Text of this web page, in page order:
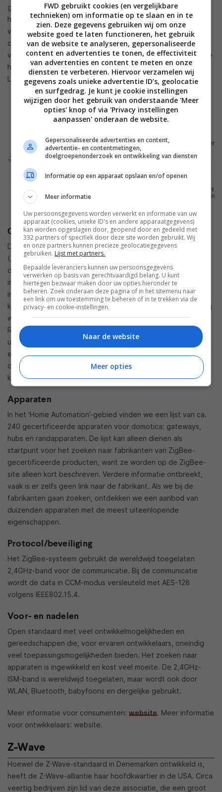
geklaagd is opgelost door het invoeren van profielen voor
huis- en gebouwautomatisering, Health Care, besturing van
verlichting en andere toepassingen. Dat betekent dat alle
deelnemers in een netwerk, die aan de eisen van een profiel
voldoen, met elkaar (moeten) kunnen communiceren. Voor de
huisautomatisering zijn de profielen Home Automation, Light
Link, Smart Energy en eventueel Health Care interessant.
Centrale
De centrale in een ZigBee-netwerk wordt de Coördinator
(ZC) genoemd en vormt de stam van het netwerk en tegelijk
de verbinding met andere netwerken (bijvoorbeeld het
internet). In de Coördinator is (ook beveiligingskritische)
informatie over het netwerk opgeslagen. De netwerken
kunnen ster-, boom- en maasvormig worden ingericht, waarbij
we in de beide laatstgenoemde netwerktypen ZigBee-
Routers (ZR) de communicatie op netwerkniveau kunnen
uitbreiden. De routers vormen knooppunten in het netwerk
en distribueren de datapakketten tussen de coördinator en
de randapparaten. De apparaten zelf routeren niet, maar
kunnen alleen data ontvangen en verzenden.
Apparaten
In het ‘Home Automation’-gebied vinden we een lijst van ca.
240 gecertificeerde apparaten voor domotica: gateways,
hubs en randapparaten. De lijst kan alleen dienen als
startpunt voor het zoeken naar fabrikanten van ZigBee-
gecertificeerde producten, want ze worden op de ZigBee-
site alleen kort beschreven. Verdere informatie ontbreekt,
vaak is er zelfs geen link naar de fabrikant. Als we bij de
fabrikanten gaan zoeken, ontdekken we een aanbod van
duizenden apparaten met de meest uiteenlopende
eigenschappen.
Protocol/beveiliging
Het ZigBee-systeem gebruikt de wereldwijd toegelaten
2,4GHz-band voor de communicatie. Bij de communicatie
wordt de data in CCM-modus versleuteld met AES-128
volgens IEEE802.15.4.
Voor- en nadelen
Open standaard met veel ontwikkelmogelijkheden en
gereedschappen die, voor ervaren ontwikkelaars, oneindig
veel toepassingsmogelijkheden bieden. Het zoeken naar
apparaten is ingewikkeld en kost veel moeite. De 2,4GHz-
ISM-band is wereldwijd toegelaten, maar wordt ook door
WLAN, Bluetooth, babyfoons en dergelijke gebruikt.
Meer informatie voor consumenten: website. Meer informatie
voor ontwikkelaars: website.
Z-Wave
Hoewel de Z-Wave-standaard in Denemarken ontwikkeld is,
heeft de Z-Wave-alliantie haar hoofdkwartier in de USA. Circa
veertig bedrijven zijn lid van deze associatie, die een groot
FWD gebruikt cookies (en vergelijkbare
technieken) om informatie op te slaan en in te
zien. Deze gegevens gebruiken wij om onze
website goed te laten functioneren, het gebruik
van de website te analyseren, gepersonaliseerde
content en advertenties te tonen, de effectiviteit
van advertenties en content te meten en onze
diensten te verbeteren. Hiervoor verzamelen wij
gegevens zoals unieke advertentie ID’s, geolocatie
en surfgedrag. Je kunt je cookie instellingen
wijzigen door het gebruik van onderstaande 'Meer
opties' knop of via 'Privacy instellingen
aanpassen' onderaan de website.
Gepersonaliseerde advertenties en content,
advertentie- en contentmetingen,
doelgroepenonderzoek en ontwikkeling van diensten
Informatie op een apparaat opslaan en/of openen
Meer informatie
Uw persoonsgegevens worden verwerkt en informatie van uw
apparaat (cookies, unieke ID's en andere apparaatgegevens)
kan worden opgeslagen door, geopend door en gedeeld met
332 partners of specifiek door deze site worden gebruikt. Wij
en onze partners kunnen precieze geolocatiegegevens
gebruiken. Lijst met partners.
Bepaalde leveranciers kunnen uw persoonsgegevens
verwerken op basis van gerechtvaardigd belang. U kunt
hiertegen bezwaar maken door uw opties hieronder te
beheren. Zoek onderaan deze pagina of in het sitemenu naar
een link om uw toestemming te beheren of in te trekken via de
privacy- en cookie-instellingen.
Naar de website
Meer opties